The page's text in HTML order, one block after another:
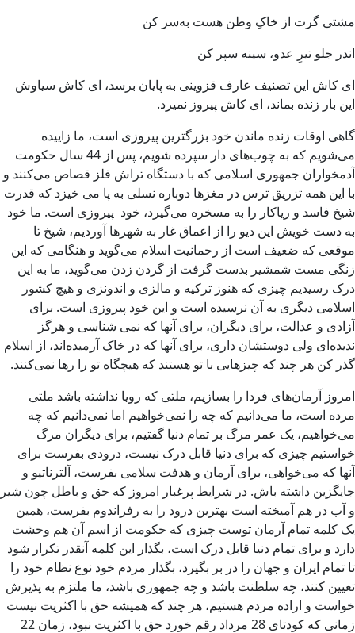
ﻣﺸﺘﯽ ﮔﺮﺕ ﺍﺯ ﺧﺎﮎِ ﻭﻃﻦ ﻫﺴﺖ ﺑﻪﺳﺮ ﮐﻦ
ﺍﻧﺪﺭ ﺟﻠﻮ ﺗﯿﺮِ ﻋﺪﻭ، ﺳﯿﻨﻪ ﺳﭙﺮ ﮐﻦ
ای کاش این تصنیف عارف قزوینی به پایان برسد، ای کاش سیاوش
این بار زنده بماند، ای کاش پیروز نمیرد.
گاهی اوقات زنده ماندن خود بزرگترین پیروزی است، ما زاییده
می‌شویم که به چوب‌های دار سپرده شویم، پس از 44 سال حکومت
آدمخواران جمهوری اسلامی که با دستگاه تراش فلز قصاص می‌کنند و
با این همه تزریق ترس در مغزها دوباره نسلی به پا می خیزد که قدرت
شیخ فاسد و ریاکار را به مسخره می‌گیرد، خود پیروزی است. ما خود
به دست خویش این دیو را از اعماق غار به شهرها آوردیم، شیخ تا
موقعی که ضعیف است از رحمانیت اسلام می‌گوید و هنگامی که این
زنگی مست شمشیر بدست گرفت از گردن زدن می‌گوید، ما به این
درک رسیدیم چیزی که هنوز ترکیه و مالزی و اندونزی و هیچ کشور
اسلامی دیگری به آن نرسیده است و این خود پیروزی است. برای
آزادی و عدالت، برای دیگران، برای آنها که نمی شناسی و هرگز
ندیده‌ای ولی دوستشان داری، برای آنها که در خاک آرمیده‌اند، از اسلام
گذر کن هر چند که چیزهایی با تو هستند که هیچگاه تو را رها نمی‌کنند.
امروز آرمان‌های فردا را بسازیم، ملتی که رویا نداشته باشد ملتی
مرده است، ما می‌دانیم که چه را نمی‌خواهیم اما نمی‌دانیم که چه
می‌خواهیم، یک عمر مرگ بر تمام دنیا گفتیم، برای دیگران مرگ
خواستیم چیزی که برای دنیا قابل درک نیست، درودی بفرست برای
آنها که می‌خواهی، برای آرمان و هدفت سلامی بفرست، آلترناتیو و
جایگزین داشته باش. در شرایط پرغبار امروز که حق و باطل چون شیر
و آب در هم آمیخته است بهترین درود را به رفراندوم بفرست، همین
یک کلمه تمام آرمان توست چیزی که حکومت از اسم آن هم وحشت
دارد و برای تمام دنیا قابل درک است، بگذار این کلمه آنقدر تکرار شود
تا تمام ایران و جهان را در بر بگیرد، بگذار مردم خود نوع نظام خود را
تعیین کنند، چه سلطنت باشد و چه جمهوری باشد، ما ملتزم به پذیرش
خواست و اراده مردم هستیم، هر چند که همیشه حق با اکثریت نیست
زمانی که کودتای 28 مرداد رقم خورد حق با اکثریت نبود، زمان 22